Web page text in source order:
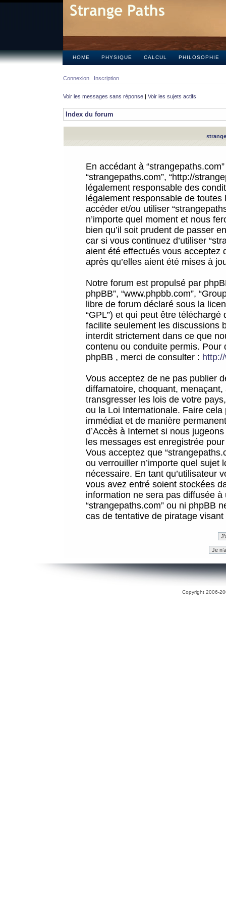
HOME PHYSIQUE CALCUL PHILOSOPHIE
Connexion Inscription
Voir les messages sans réponse | Voir les sujets actifs
Index du forum
En accédant à
“strangepaths.com”, “http://
légalement responsable des
légalement responsable de
accéder et/ou utiliser
n’importe quel moment et nous
bien qu’il soit prudent de passer
car si vous continuez d’utiliser
aient été effectués vous acceptez
après qu’elles aient été mises à
Notre forum est propulsé par
phpBB”, “www.phpbb.com”,
libre de forum déclaré sous la
“GPL”) et qui peut être téléchargé
facilite seulement les discussions
interdit strictement dans ce que
contenu ou conduite permis.
phpBB , merci de consulter :
Vous acceptez de ne pas publier
diffamatoire, choquant,
transgresser les lois de votre
ou la Loi Internationale. Faire
immédiat et de manière
d’Accès à Internet si nous
les messages est enregistrée
Vous acceptez que
ou verrouiller n’importe quel sujet
nécessaire. En tant qu’utilisateur
vous avez entré soient stockées
information ne sera pas diffusée
“strangepaths.com” ou ni phpBB
cas de tentative de piratage
Copyright 2006-